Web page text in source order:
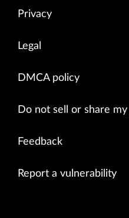
Privacy
Legal
DMCA policy
Do not sell or share
Feedback
Report a vulnerability